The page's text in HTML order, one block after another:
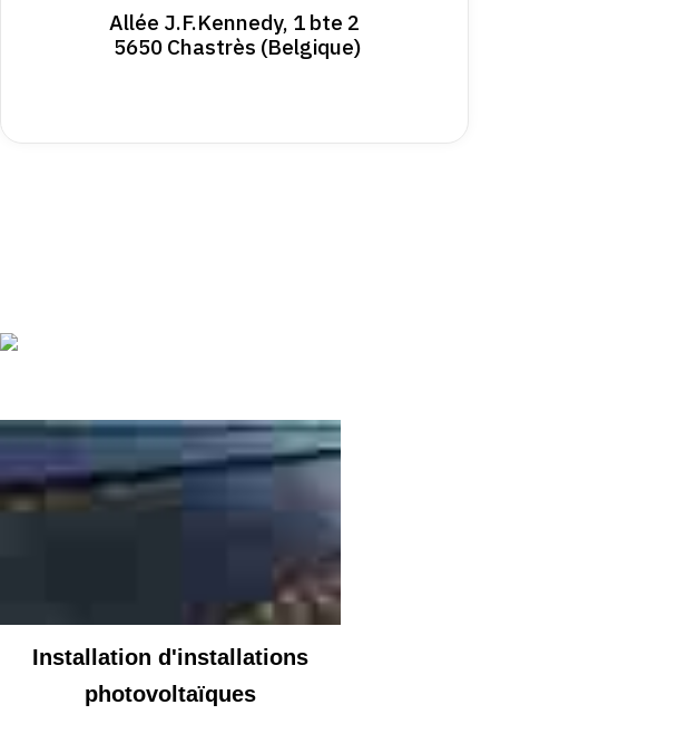
Allée J.F.Kennedy, 1 bte 2
5650 Chastrès (Belgique)
Installation d'installations
photovoltaïques